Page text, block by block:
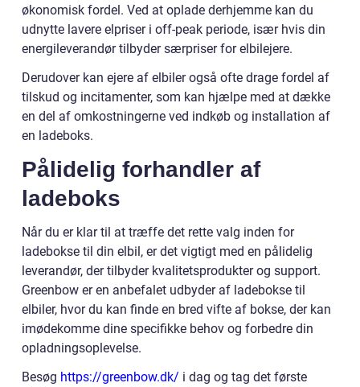
økonomisk fordel. Ved at oplade derhjemme kan du
udnytte lavere elpriser i off-peak periode, især hvis din
energileverandør tilbyder særpriser for elbilejere.
Derudover kan ejere af elbiler også ofte drage fordel af
tilskud og incitamenter, som kan hjælpe med at dække
en del af omkostningerne ved indkøb og installation af
en ladeboks.
Pålidelig forhandler af
ladeboks
Når du er klar til at træffe det rette valg inden for
ladebokse til din elbil, er det vigtigt med en pålidelig
leverandør, der tilbyder kvalitetsprodukter og support.
Greenbow er en anbefalet udbyder af ladebokse til
elbiler, hvor du kan finde en bred vifte af bokse, der kan
imødekomme dine specifikke behov og forbedre din
opladningsoplevelse.
Besøg https://greenbow.dk/ i dag og tag det første